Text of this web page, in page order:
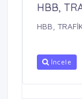
HBB,
HBB,
İncele